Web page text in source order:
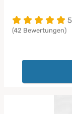
(42 Bewertungen)